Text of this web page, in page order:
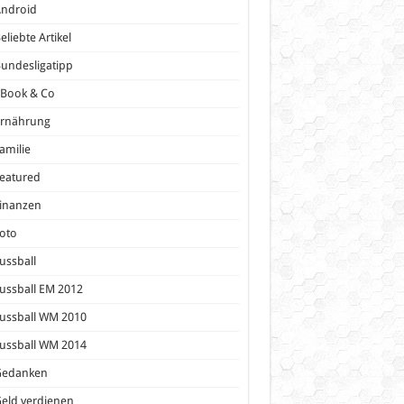
Artikel
& Co
EM 2012
WM 2010
WM 2014
verdienen